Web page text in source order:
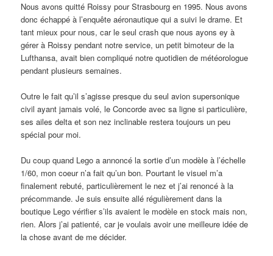
Nous avons quitté Roissy pour Strasbourg en 1995. Nous avons
donc échappé à l’enquête aéronautique qui a suivi le drame. Et
tant mieux pour nous, car le seul crash que nous ayons ey à
gérer à Roissy pendant notre service, un petit bimoteur de la
Lufthansa, avait bien compliqué notre quotidien de météorologue
pendant plusieurs semaines.
Outre le fait qu’il s’agisse presque du seul avion supersonique
civil ayant jamais volé, le Concorde avec sa ligne si particulière,
ses ailes delta et son nez inclinable restera toujours un peu
spécial pour moi.
Du coup quand Lego a annoncé la sortie d’un modèle à l’échelle
1/60, mon coeur n’a fait qu’un bon. Pourtant le visuel m’a
finalement rebuté, particulièrement le nez et j’ai renoncé à la
précommande. Je suis ensuite allé régulièrement dans la
boutique Lego vérifier s’ils avaient le modèle en stock mais non,
rien. Alors j’ai patienté, car je voulais avoir une meilleure idée de
la chose avant de me décider.